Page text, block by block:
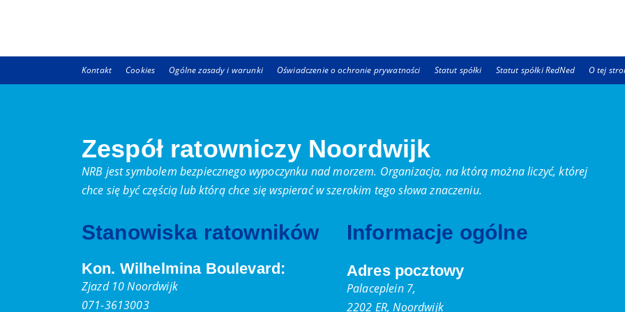
Kontakt Cookies Ogólne zasady i warunki Oświadczenie o ochronie prywatności Statut spółki Statut spółki RedNed O tej
Zespół ratowniczy Noordwijk
NRB jest symbolem bezpiecznego wypoczynku nad morzem. Organizacja, na którą można liczyć, której
chce się być częścią lub którą chce się wspierać w szerokim tego słowa znaczeniu.
Stanowiska ratowników
Kon. Wilhelmina Boulevard:
Zjazd 10 Noordwijk
071-3613003
Informacje ogólne
Adres pocztowy
Palaceplein 7,
2202 ER, Noordwijk